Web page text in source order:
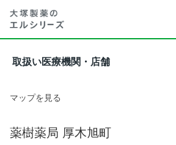
取扱い医療機関・店舗
マップを見る
薬樹薬局 厚木旭町